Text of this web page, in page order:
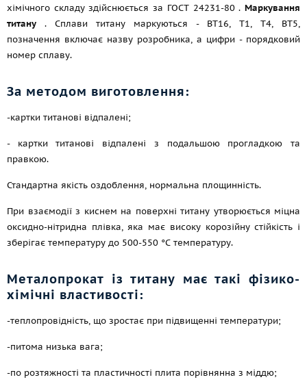
хімічного складу здійснюється за ГОСТ 24231-80.Маркування
титану . Сплави титану маркуються - ВТ16, Т1, Т4, ВТ5,
позначення включає назву розробника, а цифри - порядковий
номер сплаву.
За методом виготовлення:
-картки титанові відпалені;
- картки титанові відпалені з подальшою прогладкою та
правкою.
Стандартна якість оздоблення, нормальна площинність.
При взаємодії з киснем на поверхні титану утворюється міцна
оксидно-нітридна плівка, яка має високу корозійну стійкість і
зберігає температуру до 500-550 °С температуру.
Металопрокат із титану має такі фізико-
хімічні властивості:
-теплопровідність, що зростає при підвищенні температури;
-питома низька вага;
-по розтяжності та пластичності плита порівнянна з міддю;